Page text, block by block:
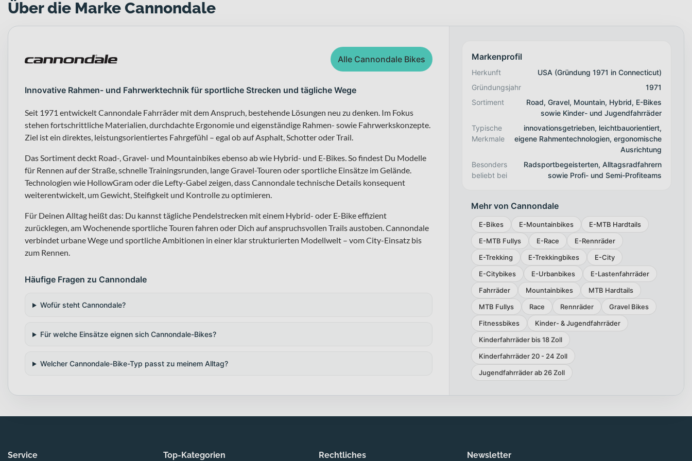
Über die Marke Cannondale
Alle Cannondale Bikes
Innovative Rahmen- und Fahrwerktechnik für sportliche Strecken und tägliche Wege
Seit 1971 entwickelt Cannondale Fahrräder mit dem Anspruch, bestehende Lösungen neu zu denken. Im Fokus
stehen fortschrittliche Materialien, durchdachte Ergonomie und eigenständige Rahmen- sowie Fahrwerkskonzepte.
Ziel ist ein direktes, leistungsorientiertes Fahrgefühl – egal ob auf Asphalt, Schotter oder Trail.
Das Sortiment deckt Road-, Gravel- und Mountainbikes ebenso ab wie Hybrid- und E-Bikes. So findest Du Modelle
für Rennen auf der Straße, schnelle Trainingsrunden, lange Gravel-Touren oder sportliche Einsätze im Gelände.
Technologien wie HollowGram oder die Lefty-Gabel zeigen, dass Cannondale technische Details konsequent
weiterentwickelt, um Gewicht, Steifigkeit und Kontrolle zu optimieren.
Für Deinen Alltag heißt das: Du kannst tägliche Pendelstrecken mit einem Hybrid- oder E-Bike effizient
zurücklegen, am Wochenende sportliche Touren fahren oder Dich auf anspruchsvollen Trails austoben. Cannondale
verbindet urbane Wege und sportliche Ambitionen in einer klar strukturierten Modellwelt – vom City-Einsatz bis
zum Rennen.
Häufige Fragen zu Cannondale
Wofür steht Cannondale?
Für welche Einsätze eignen sich Cannondale-Bikes?
Welcher Cannondale-Bike-Typ passt zu meinem Alltag?
Markenprofil
Herkunft
USA (Gründung 1971 in Connecticut)
Gründungsjahr
1971
Sortiment
Road, Gravel, Mountain, Hybrid, E-Bikes
sowie Kinder- und Jugendfahrräder
Typische
Merkmale
innovationsgetrieben, leichtbauorientiert,
eigene Rahmentechnologien, ergonomische
Ausrichtung
Besonders
beliebt bei
Radsportbegeisterten, Alltagsradfahrern
sowie Profi- und Semi-Profiteams
Mehr von Cannondale
E-Bikes E-Mountainbikes
E-MTB Hardtails
E-MTB Fullys
E-Race
E-Rennräder
E-Trekking
E-Trekkingbikes
E-City
E-Citybikes
E-Urbanbikes
E-Lastenfahrräder
Fahrräder
Mountainbikes
MTB Hardtails
MTB Fullys
Race Rennräder
Gravel Bikes
Fitnessbikes
Kinder- & Jugendfahrräder
Kinderfahrräder bis 18 Zoll
Kinderfahrräder 20 - 24 Zoll
Jugendfahrräder ab 26 Zoll
Service Top-Kategorien Rechtliches Newsletter